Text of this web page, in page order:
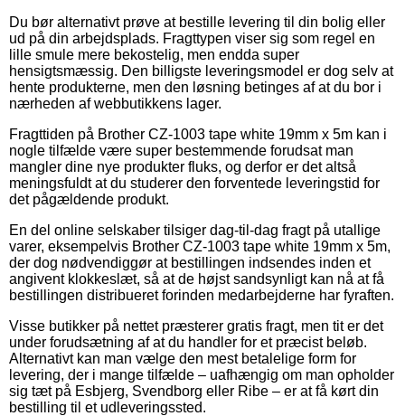
Du bør alternativt prøve at bestille levering til din bolig eller
ud på din arbejdsplads. Fragttypen viser sig som regel en
lille smule mere bekostelig, men endda super
hensigtsmæssig. Den billigste leveringsmodel er dog selv at
hente produkterne, men den løsning betinges af at du bor i
nærheden af webbutikkens lager.
Fragttiden på Brother CZ-1003 tape white 19mm x 5m kan i
nogle tilfælde være super bestemmende forudsat man
mangler dine nye produkter fluks, og derfor er det altså
meningsfuldt at du studerer den forventede leveringstid for
det pågældende produkt.
En del online selskaber tilsiger dag-til-dag fragt på utallige
varer, eksempelvis Brother CZ-1003 tape white 19mm x 5m,
der dog nødvendiggør at bestillingen indsendes inden et
angivent klokkeslæt, så at de højst sandsynligt kan nå at få
bestillingen distribueret forinden medarbejderne har fyraften.
Visse butikker på nettet præsterer gratis fragt, men tit er det
under forudsætning af at du handler for et præcist beløb.
Alternativt kan man vælge den mest betalelige form for
levering, der i mange tilfælde – uafhængig om man opholder
sig tæt på Esbjerg, Svendborg eller Ribe – er at få kørt din
bestilling til et udleveringssted.